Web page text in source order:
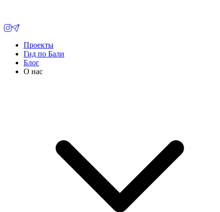
Проекты
Гид по Бали
Блог
О нас